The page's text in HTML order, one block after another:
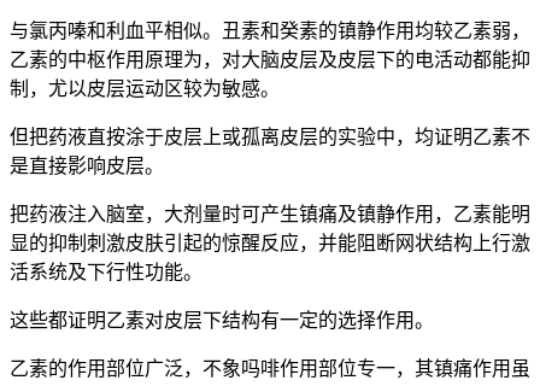
与氯丙嗪和利血平相似。丑素和癸素的镇静作用均较乙素弱，
乙素的中枢作用原理为，对大脑皮层及皮层下的电活动都能抑
制，尤以皮层运动区较为敏感。
但把药液直按涂于皮层上或孤离皮层的实验中，均证明乙素不
是直接影响皮层。
把药液注入脑室，大剂量时可产生镇痛及镇静作用，乙素能明
显的抑制刺激皮肤引起的惊醒反应，并能阻断网状结构上行激
活系统及下行性功能。
这些都证明乙素对皮层下结构有一定的选择作用。
乙素的作用部位广泛，不象吗啡作用部位专一，其镇痛作用虽